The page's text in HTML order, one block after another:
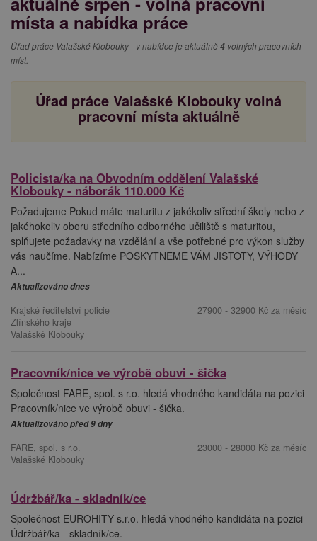
místa a nabídka práce
Úřad práce Valašské Klobouky - v nabídce je aktuálně 4 volných pracovních
míst.
Úřad práce Valašské Klobouky volná
pracovní místa aktuálně
Policista/ka na Obvodním oddělení Valašské
Klobouky - náborák 110.000 Kč
Požadujeme Pokud máte maturitu z jakékoliv střední školy nebo z
jakéhokoliv oboru středního odborného učiliště s maturitou,
splňujete požadavky na vzdělání a vše potřebné pro výkon služby
vás naučíme. Nabízíme POSKYTNEME VÁM JISTOTY, VÝHODY
A...
Aktualizováno dnes
Krajské ředitelství policie
Zlínského kraje
Valašské Klobouky
27900 - 32900 Kč za měsíc
Pracovník/nice ve výrobě obuvi - šička
Společnost FARE, spol. s r.o. hledá vhodného kandidáta na pozici
Pracovník/nice ve výrobě obuvi - šička.
Aktualizováno před 9 dny
FARE, spol. s r.o.
Valašské Klobouky
23000 - 28000 Kč za měsíc
Údržbář/ka - skladník/ce
Společnost EUROHITY s.r.o. hledá vhodného kandidáta na pozici
Údržbář/ka - skladník/ce.